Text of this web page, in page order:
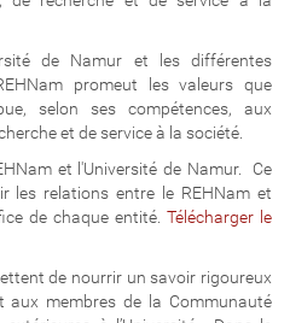
de Namur et les différentes
promeut les valeurs que
selon ses compétences, aux
et de service à la société.
et l'Université de Namur. Ce
les relations entre le REHNam et
de chaque entité. Télécharger le
de nourrir un savoir rigoureux
aux membres de la Communauté